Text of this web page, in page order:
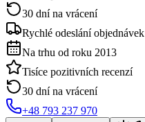
30 dní na vrácení
Rychlé odeslání objednávek
Na trhu od roku 2013
Tisíce pozitivních recenzí
30 dní na vrácení
+48 793 237 970